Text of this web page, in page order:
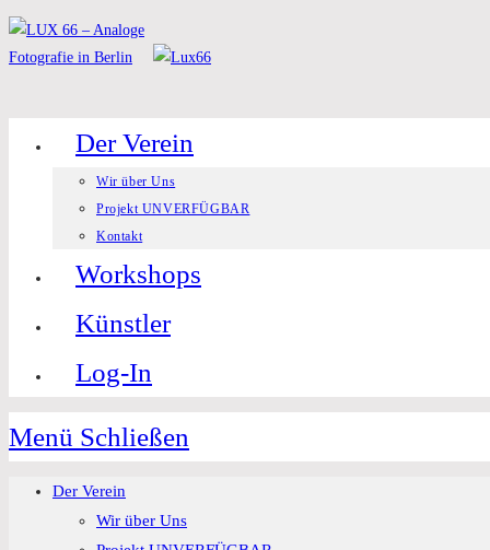
Zum
Inhalt
Der Verein
Wir über Uns
Projekt UNVERFÜGBAR
Kontakt
Workshops
Künstler
Log-In
Menü Schließen
Der Verein
Wir über Uns